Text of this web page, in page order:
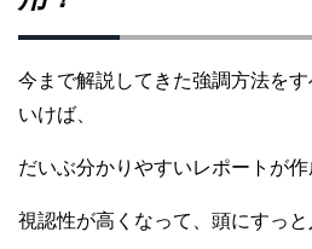
今まで解説してきた強調方法を
いけば、
だいぶ分かりやすいレポートが作
視認性が高くなって、頭にすっ